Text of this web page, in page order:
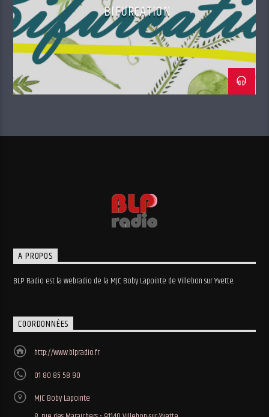
BIFURCATION
A PROPOS
BLP Radio est la webradio de la MJC Boby Lapointe de Villebon sur Yvette.
COORDONNÉES
http://www.blpradio.fr
01 80 85 58 90
MJC Boby Lapointe